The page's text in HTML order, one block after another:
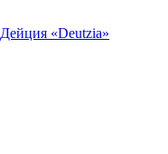
Дейция «Deutzia»